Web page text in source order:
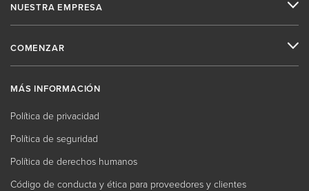
NUESTRA EMPRESA
COMENZAR
MÁS INFORMACIÓN
Política de privacidad
Política de seguridad
Política de derechos humanos
Código de conducta y ética para proveedores y clientes